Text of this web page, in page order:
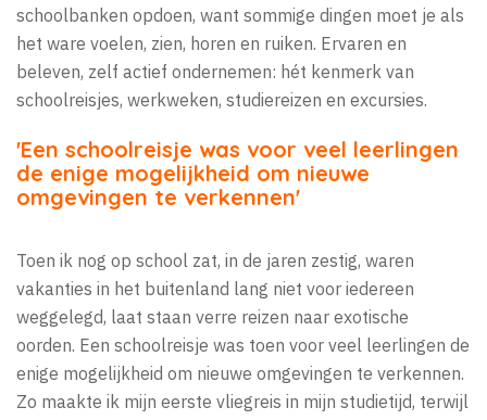
schoolbanken opdoen, want sommige dingen moet je als
het ware voelen, zien, horen en ruiken. Ervaren en
beleven, zelf actief ondernemen: hét kenmerk van
schoolreisjes, werkweken, studiereizen en excursies.
'Een schoolreisje was voor veel leerlingen
de enige mogelijkheid om nieuwe
omgevingen te verkennen'
Toen ik nog op school zat, in de jaren zestig, waren
vakanties in het buitenland lang niet voor iedereen
weggelegd, laat staan verre reizen naar exotische
oorden. Een schoolreisje was toen voor veel leerlingen de
enige mogelijkheid om nieuwe omgevingen te verkennen.
Zo maakte ik mijn eerste vliegreis in mijn studietijd, terwijl